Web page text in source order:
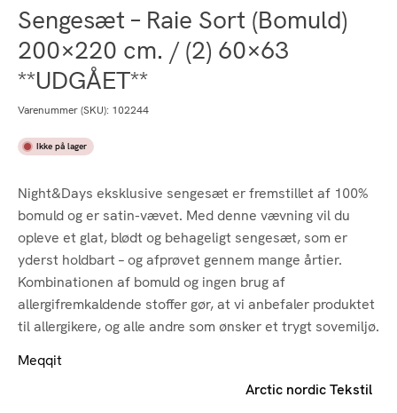
Sengesæt – Raie Sort (Bomuld)
200×220 cm. / (2) 60×63
**UDGÅET**
Varenummer (SKU): 102244
Ikke på lager
Night&Days eksklusive sengesæt er fremstillet af 100%
bomuld og er satin-vævet. Med denne vævning vil du
opleve et glat, blødt og behageligt sengesæt, som er
yderst holdbart – og afprøvet gennem mange årtier.
Kombinationen af bomuld og ingen brug af
allergifremkaldende stoffer gør, at vi anbefaler produktet
til allergikere, og alle andre som ønsker et trygt sovemiljø.
Meqqit
Arctic nordic Tekstil